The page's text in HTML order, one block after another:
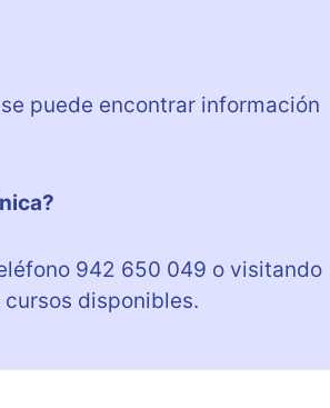
puede encontrar información
942 650 049 o visitando
disponibles.